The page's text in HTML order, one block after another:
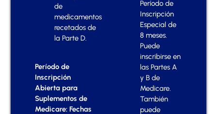
de
medicamentos
recetados de
la Parte D.
Período de
Inscripción
Abierta para
Suplementos de
Medicare: Fechas
Período de
Inscripción
Especial de
8 meses.
Puede
inscribirse en
las Partes A
y B de
Medicare.
También
puede